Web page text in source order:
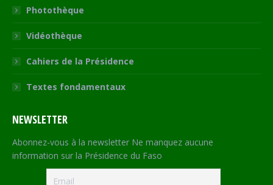
Photothèque
Vidéothèque
Cahiers de la Présidence
Textes fondamentaux
NEWSLETTER
Abonnez-vous à la newsletter Ne manquez aucune
information sur la Présidence du Faso